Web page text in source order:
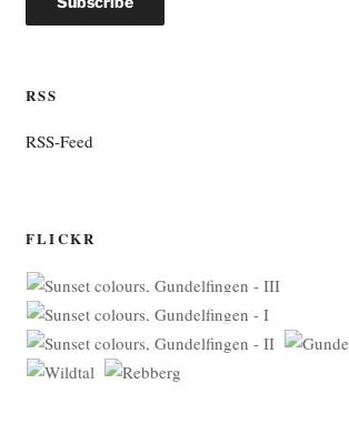
RSS
RSS-Feed
FLICKR